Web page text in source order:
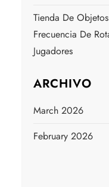
Tienda De
Frecuencia De
Jugadores
ARCHIVO
March 2026
February 2026